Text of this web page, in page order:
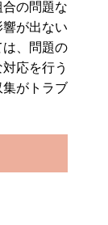
の問題な
が出ない
は、問題の
応を行う
がトラブ